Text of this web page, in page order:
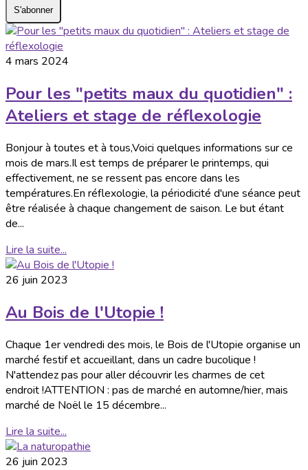
S'abonner
4 mars 2024
Pour les "petits maux du quotidien" :
Ateliers et stage de réflexologie
Bonjour à toutes et à tous,Voici quelques informations sur ce
mois de mars.Il est temps de préparer le printemps, qui
effectivement, ne se ressent pas encore dans les
températures.En réflexologie, la périodicité d'une séance peut
être réalisée à chaque changement de saison. Le but étant
de...
Lire la suite...
26 juin 2023
Au Bois de l'Utopie !
Chaque 1er vendredi des mois, le Bois de l'Utopie organise un
marché festif et accueillant, dans un cadre bucolique !
N'attendez pas pour aller découvrir les charmes de cet
endroit !ATTENTION : pas de marché en automne/hier, mais
marché de Noël le 15 décembre...
Lire la suite...
26 juin 2023